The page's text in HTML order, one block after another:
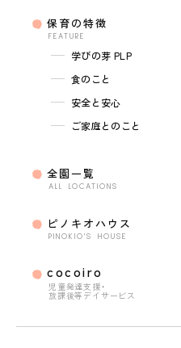
保育の特徴
FEATURE
学びの芽 PLP
食のこと
安全と安心
ご家庭とのこと
全園一覧
ALL LOCATIONS
ピノキオハウス
PINOKIO'S HOUSE
cocoiro
児童発達支援・
放課後等デイサービス